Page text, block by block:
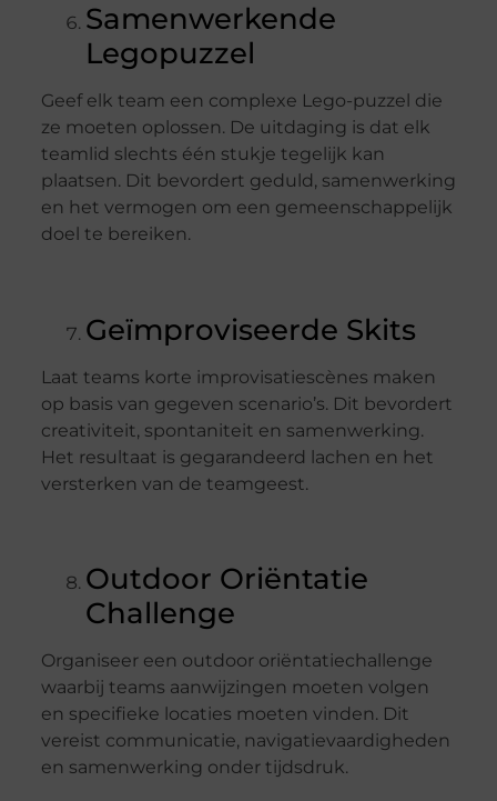
Samenwerkende
Legopuzzel
Geef elk team een complexe Lego-puzzel die
ze moeten oplossen. De uitdaging is dat elk
teamlid slechts één stukje tegelijk kan
plaatsen. Dit bevordert geduld, samenwerking
en het vermogen om een gemeenschappelijk
doel te bereiken.
Geïmproviseerde Skits
Laat teams korte improvisatiescènes maken
op basis van gegeven scenario’s. Dit bevordert
creativiteit, spontaniteit en samenwerking.
Het resultaat is gegarandeerd lachen en het
versterken van de teamgeest.
Outdoor Oriëntatie
Challenge
Organiseer een outdoor oriëntatiechallenge
waarbij teams aanwijzingen moeten volgen
en specifieke locaties moeten vinden. Dit
vereist communicatie, navigatievaardigheden
en samenwerking onder tijdsdruk.